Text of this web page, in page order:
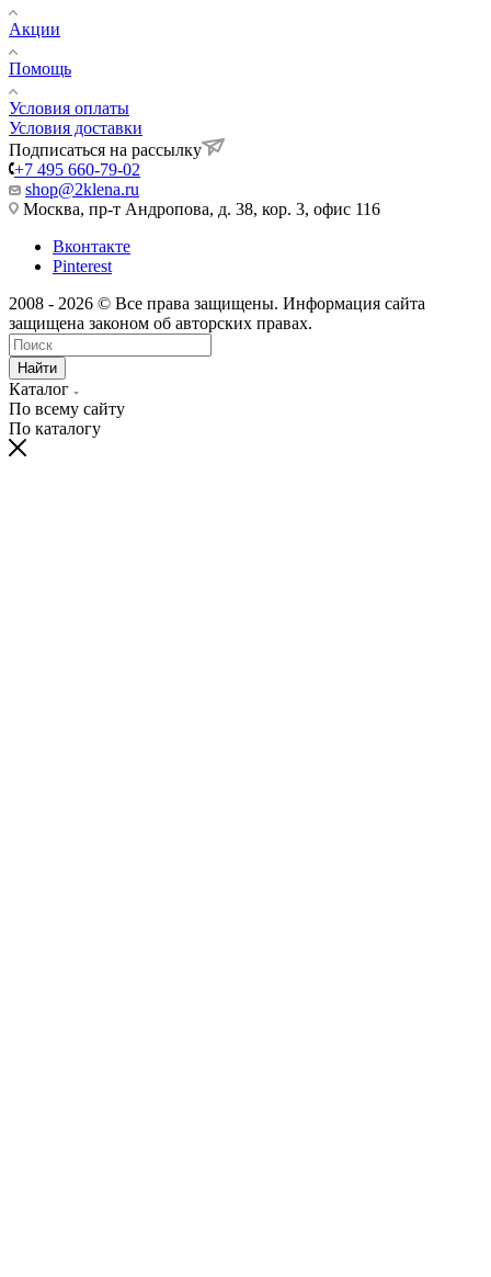
Акции
Помощь
Условия оплаты
Условия доставки
Подписаться на рассылку
+7 495 660-79-02
shop@2klena.ru
Москва, пр-т Андропова, д. 38, кор. 3, офис 116
Вконтакте
Pinterest
2008 - 2026 © Все права защищены. Информация сайта
защищена законом об авторских правах.
Найти
Каталог
По всему сайту
По каталогу